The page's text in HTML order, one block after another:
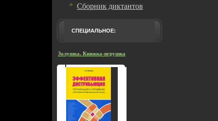
Сборник диктантов
СПЕЦИАЛЬНОЕ:
Золушка. Книжка-игрушка